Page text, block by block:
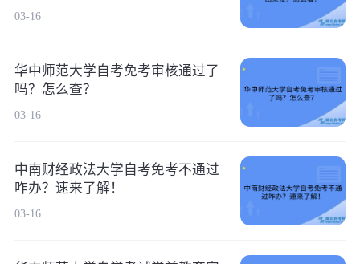
03-16
华中师范大学自考免考审核通过了
吗？怎么查？
03-16
中南财经政法大学自考免考不通过
咋办？速来了解！
03-16